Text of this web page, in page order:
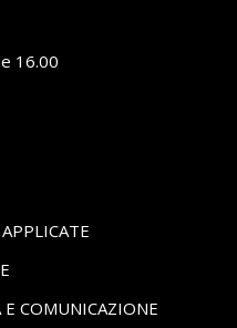
16.00
COMUNICAZIONE